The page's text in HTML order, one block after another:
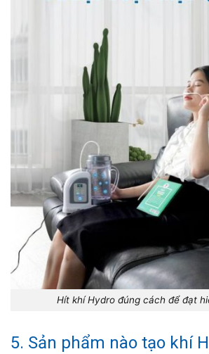
Hít khí Hydro đúng cách để đạt
5. Sản phẩm nào tạo khí